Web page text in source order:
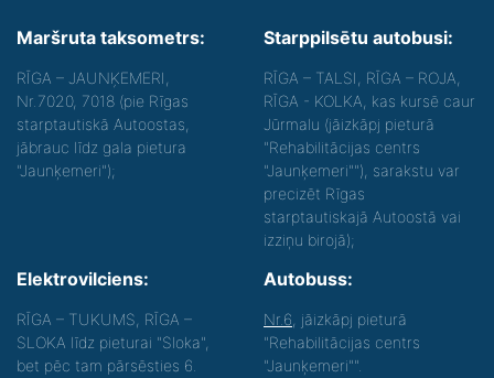
Maršruta taksometrs:
RĪGA – JAUNĶEMERI,
Nr.7020, 7018 (pie Rīgas
starptautiskā Autoostas,
jābrauc līdz gala pietura
"Jaunķemeri");
Starppilsētu autobusi:
RĪGA – TALSI, RĪGA – ROJA,
RĪGA - KOLKA, kas kursē caur
Jūrmalu (jāizkāpj pieturā
"Rehabilitācijas centrs
"Jaunķemeri""), sarakstu var
precizēt Rīgas
starptautiskajā Autoostā vai
izziņu birojā);
Elektrovilciens:
RĪGA – TUKUMS, RĪGA –
SLOKA līdz pieturai "Sloka",
bet pēc tam pārsēsties 6.
Autobuss:
Nr.6 , jāizkāpj pieturā
"Rehabilitācijas centrs
"Jaunķemeri"".